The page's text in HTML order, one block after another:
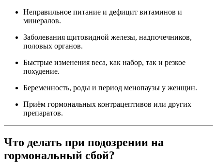
Неправильное питание и дефицит витаминов и
минералов.
Заболевания щитовидной железы, надпочечников,
половых органов.
Быстрые изменения веса, как набор, так и резкое
похудение.
Беременность, роды и период менопаузы у женщин.
Приём гормональных контрацептивов или других
препаратов.
Что делать при подозрении на
гормональный сбой?